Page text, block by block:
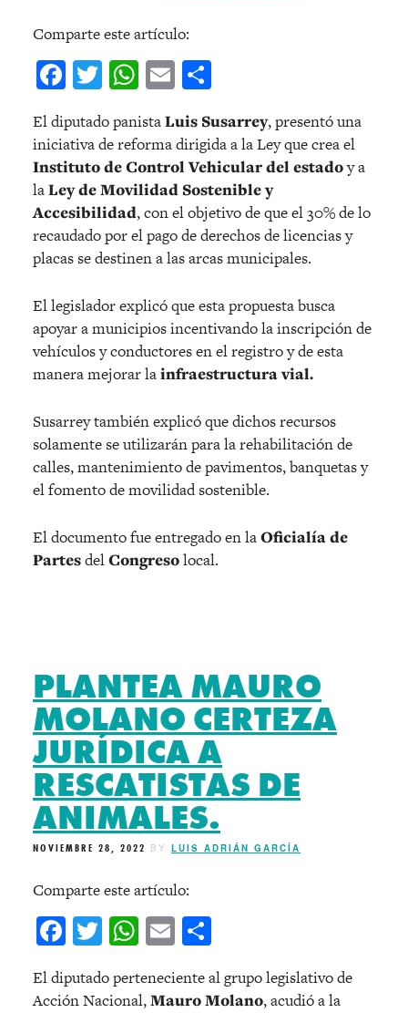
Comparte este artículo:
Facebook
Twitter
WhatsApp
Email
El diputado panistaLuis Susarrey, presentó una
iniciativa de reforma dirigida a la Ley que crea el
Instituto de Control Vehicular del estadoy a
laLey de Movilidad Sostenible y
Accesibilidad, con el objetivo de que el 30% de lo
recaudado por el pago de derechos de licencias y
placas se destinen a las arcas municipales.
El legislador explicó que esta propuesta busca
apoyar a municipios incentivando la inscripción de
vehículos y conductores en el registro y de esta
manera mejorar lainfraestructura vial.
Susarrey también explicó que dichos recursos
solamente se utilizarán para la rehabilitación de
calles, mantenimiento de pavimentos, banquetas y
el fomento de movilidad sostenible.
El documento fue entregado en laOficialía de
PartesdelCongresolocal.
PLANTEA MAURO
MOLANO CERTEZA
JURÍDICA A
RESCATISTAS DE
ANIMALES.
NOVIEMBRE 28, 2022 BY LUIS ADRIÁN GARCÍA
Comparte este artículo:
Facebook
Twitter
WhatsApp
Email
El diputado perteneciente al grupo legislativo de
Acción Nacional,Mauro Molano, acudió a la